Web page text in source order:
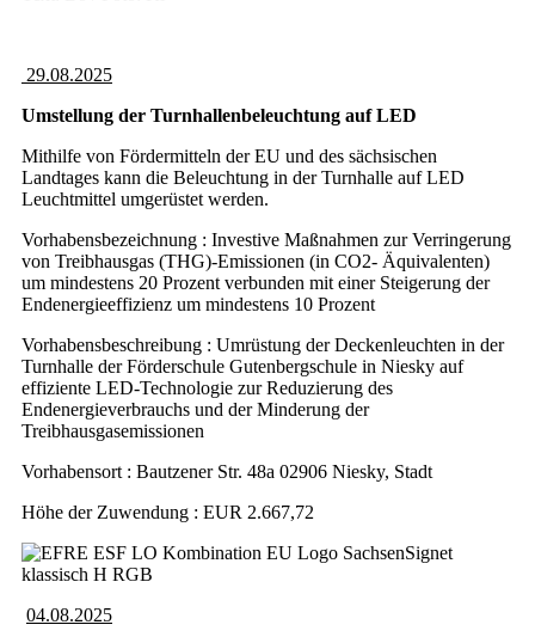
29.08.2025
Umstellung der Turnhallenbeleuchtung auf LED
Mithilfe von Fördermitteln der EU und des sächsischen
Landtages kann die Beleuchtung in der Turnhalle auf LED
Leuchtmittel umgerüstet werden.
Vorhabensbezeichnung : Investive Maßnahmen zur Verringerung
von Treibhausgas (THG)-Emissionen (in CO2- Äquivalenten)
um mindestens 20 Prozent verbunden mit einer Steigerung der
Endenergieeffizienz um mindestens 10 Prozent
Vorhabensbeschreibung : Umrüstung der Deckenleuchten in der
Turnhalle der Förderschule Gutenbergschule in Niesky auf
effiziente LED-Technologie zur Reduzierung des
Endenergieverbrauchs und der Minderung der
Treibhausgasemissionen
Vorhabensort : Bautzener Str. 48a 02906 Niesky, Stadt
Höhe der Zuwendung : EUR 2.667,72
04.08.2025